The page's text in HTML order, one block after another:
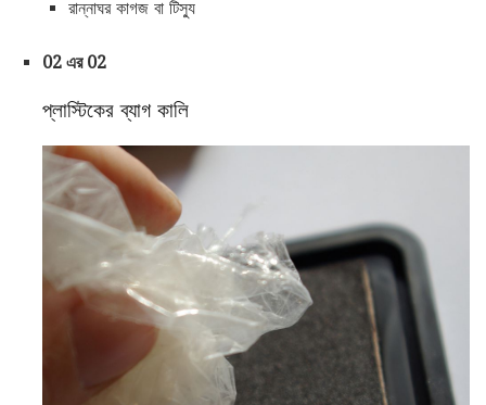
রান্নাঘর কাগজ বা টিস্যু
02 এর 02
প্লাস্টিকের ব্যাগ কালি